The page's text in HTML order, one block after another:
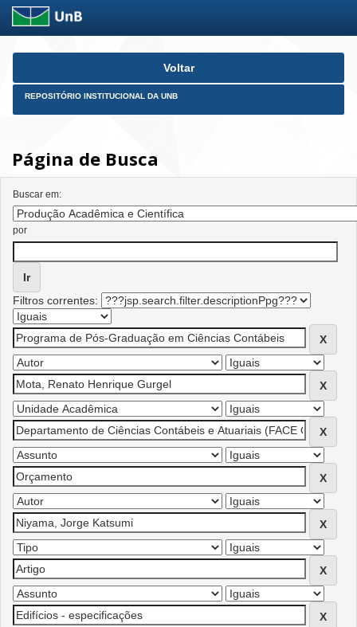
Skip
Voltar
REPOSITÓRIO INSTITUCIONAL DA UNB
Página de Busca
Buscar em:
por
Filtros correntes: